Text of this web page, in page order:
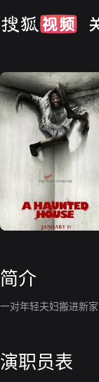
简介
一对年轻夫妇搬进新
演职员表